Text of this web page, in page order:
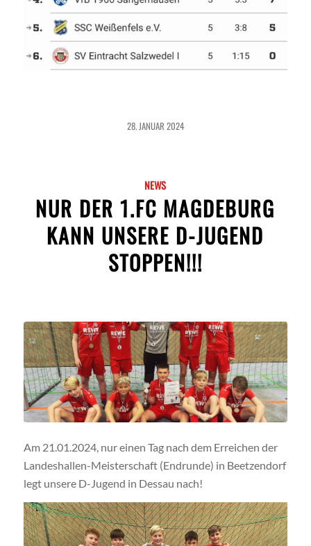
28. JANUAR 2024
NEWS
NUR DER 1.FC MAGDEBURG
KANN UNSERE D-JUGEND
STOPPEN!!!
Am 21.01.2024, nur einen Tag nach dem Erreichen der
Landeshallen-Meisterschaft (Endrunde) in Beetzendorf
legt unsere D-Jugend in Dessau nach!